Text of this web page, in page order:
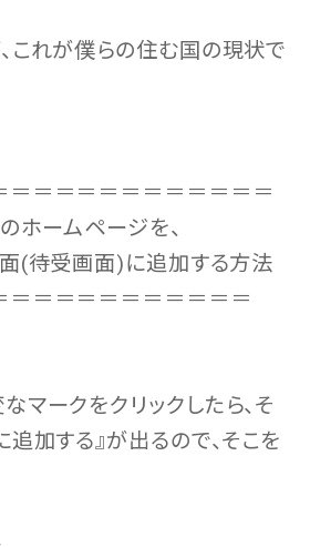
これが僕らの住む国の現状で
＝＝＝＝＝＝＝＝＝＝＝＝
ホームページを、
(待受画面)に追加する方法
＝＝＝＝＝＝＝＝＝＝＝
ークをクリックしたら、そ
追加する』が出るので、そこを